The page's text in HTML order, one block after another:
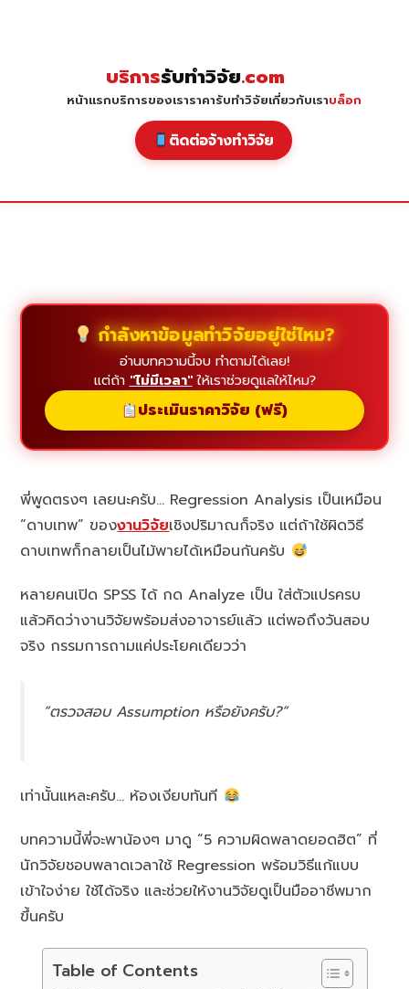
บริการรับทำวิจัย.com
หน้าแรกบริการของเราราคารับทำวิจัยเกี่ยวกับเราบล็อก
ติดต่อจ้างทำวิจัย
กำลังหาข้อมูลทำวิจัยอยู่ใช่ไหม?
อ่านบทความนี้จบ ทำตามได้เลย!
แต่ถ้า "ไม่มีเวลา"ให้เราช่วยดูแลให้ไหม?
ประเมินราคาวิจัย (ฟรี)
พี่พูดตรงๆ เลยนะครับ… Regression Analysis เป็นเหมือน
“ดาบเทพ” ของงานวิจัยเชิงปริมาณก็จริง แต่ถ้าใช้ผิดวิธี
ดาบเทพก็กลายเป็นไม้พายได้เหมือนกันครับ
หลายคนเปิด SPSS ได้ กด Analyze เป็น ใส่ตัวแปรครบ
แล้วคิดว่างานวิจัยพร้อมส่งอาจารย์แล้ว แต่พอถึงวันสอบ
จริง กรรมการถามแค่ประโยคเดียวว่า
“ตรวจสอบ Assumption หรือยังครับ?”
เท่านั้นแหละครับ… ห้องเงียบทันที
บทความนี้พี่จะพาน้องๆ มาดู “5 ความผิดพลาดยอดฮิต” ที่
นักวิจัยชอบพลาดเวลาใช้ Regression พร้อมวิธีแก้แบบ
เข้าใจง่าย ใช้ได้จริง และช่วยให้งานวิจัยดูเป็นมืออาชีพมาก
ขึ้นครับ
Table of Contents